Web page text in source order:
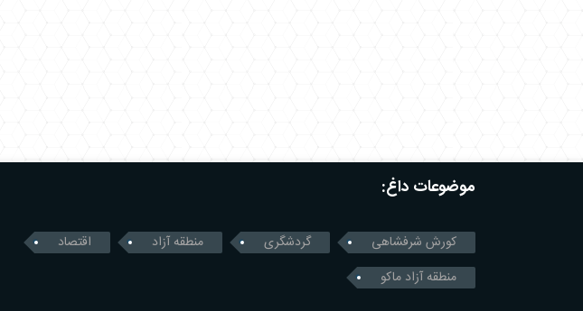
موضوعات داغ:
کورش شرفشاهی گردشگری منطقه آزاد
اقتصاد
منطقه آزاد ماکو